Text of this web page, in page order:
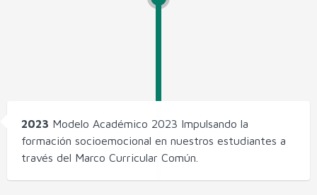
2023 Modelo Académico 2023 Impulsando la
formación socioemocional en nuestros estudiantes a
través del Marco Curricular Común.